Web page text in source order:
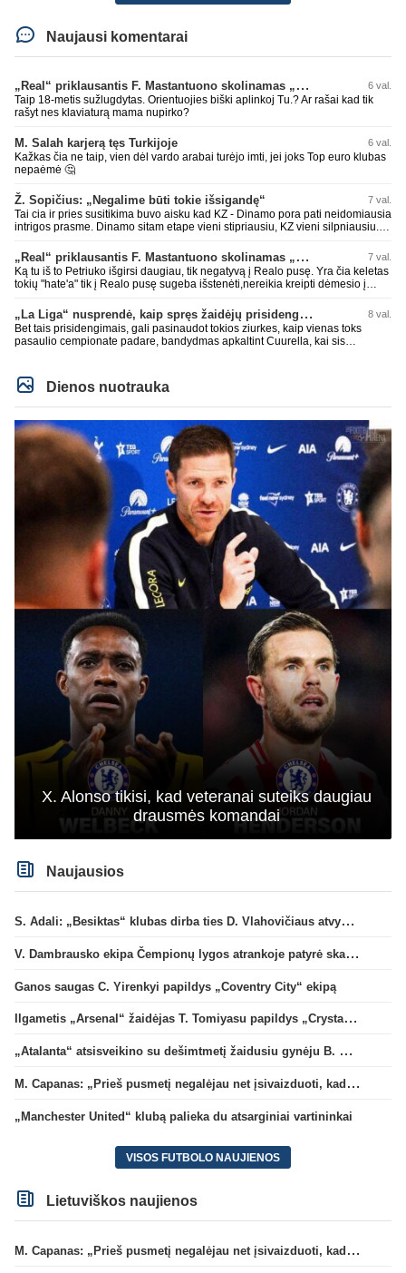
Naujausi komentarai
„Real“ priklausantis F. Mastantuono skolinamas „Fiorentina“ ekipai 6 val.
Taip 18-metis sužlugdytas. Orientuojies biški aplinkoj Tu.? Ar rašai kad tik
rašyt nes klaviaturą mama nupirko?
M. Salah karjerą tęs Turkijoje 6 val.
Kažkas čia ne taip, vien dėl vardo arabai turėjo imti, jei joks Top euro klubas
nepaėmė 🤔
Ž. Sopičius: „Negalime būti tokie išsigandę“ 7 val.
Tai cia ir pries susitikima buvo aisku kad KZ - Dinamo pora pati neidomiausia
intrigos prasme. Dinamo sitam etape vieni stipriausiu, KZ vieni silpniausiu.
„Real“ priklausantis F. Mastantuono skolinamas „Fiorentina“ ekipai 7 val.
Ką tu iš to Petriuko išgirsi daugiau, tik negatyvą į Realo pusę. Yra čia keletas
tokių "hate'a" tik į Realo pusę sugeba išstenėti,nereikia kreipti dėmesio į
„La Liga“ nusprendė, kaip spręs žaidėjų prisidengimo burnomis klausimą 8 val.
Bet tais prisidengimais, gali pasinaudot tokios ziurkes, kaip vienas toks
pasaulio cempionate padare, bandydmas apkaltint Cuurella, kai sis
Dienos nuotrauka
X. Alonso tikisi, kad veteranai suteiks daugiau
drausmės komandai
Naujausios
S. Adali: „Besiktas“ klubas dirba ties D. Vlahovičiaus atvykimu“
V. Dambrausko ekipa Čempionų lygos atrankoje patyrė skaudžią nesėkmę
Ganos saugas C. Yirenkyi papildys „Coventry City“ ekipą
Ilgametis „Arsenal“ žaidėjas T. Tomiyasu papildys „Crystal Palace“ ekipą
„Atalanta“ atsisveikino su dešimtmetį žaidusiu gynėju B. Djimsiti
M. Capanas: „Prieš pusmetį negalėjau net įsivaizduoti, kad žaisime prieš „Hajduk“
„Manchester United“ klubą palieka du atsarginiai vartininkai
VISOS FUTBOLO NAUJIENOS
Lietuviškos naujienos
M. Capanas: „Prieš pusmetį negalėjau net įsivaizduoti, kad žaisime prieš „Hajduk“